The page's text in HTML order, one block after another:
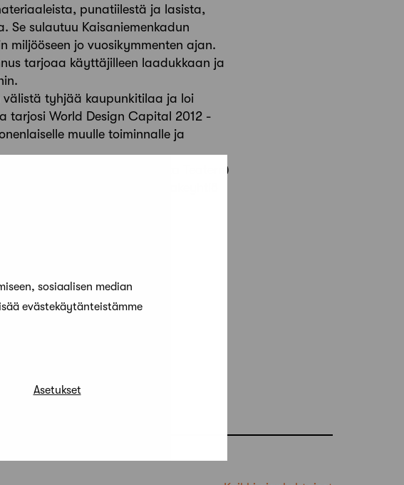
sosiaalisen median
evästekäytänteistämme
Asetukset
punatiilestä ja lasista,
Se sulautuu Kaisaniemenkadun
miljööseen jo vuosikymmenten ajan.
tarjoaa käyttäjilleen laadukkaan ja
välistä tyhjää kaupunkitilaa ja loi
tarjosi World Design Capital 2012 -
muulle toiminnalle ja
teatterin (Svenska Teatern)
Kampin kappeli ja Osakeyhtiö